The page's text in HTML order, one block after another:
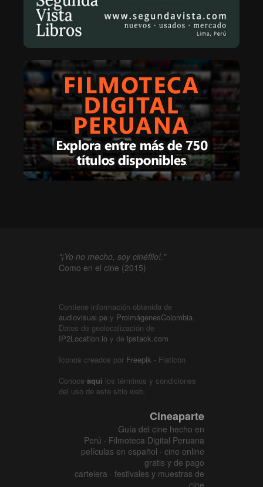
"¡Yo no mecho, soy cinéfilo!."
Como en el cine (2015)
Contiene información obtenida de
audiovisual.pe y ProimágenesColombia.
Datos de geolocalización de
IP2Location.io y de ipstack.com
Iconos creados por Freepik - Flaticon
Conoce aquí los términos y condiciones
del uso de este sitio web.
Cineaparte
Guía del cine hecho en
Perú · Filmoteca Digital Peruana
películas en español · cine online
gratis y de pago
cartelera · festivales y muestras de